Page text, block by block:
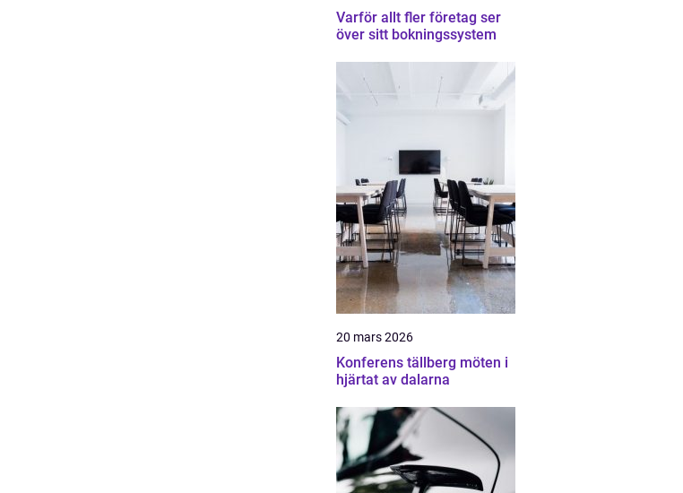
Varför allt fler företag ser
över sitt bokningssystem
20 mars 2026
Konferens tällberg möten i
hjärtat av dalarna